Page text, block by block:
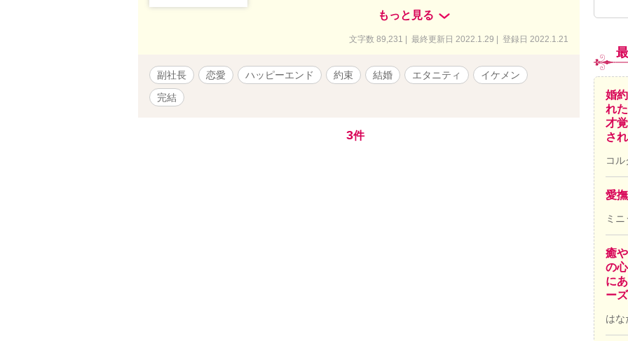
庇って大怪我をしたのは将也で、将吾は将也になりかわろうとしたの
だ。 将吾から七海宛に心情を綴ったメールが届き、七海は将也と共
に生きることを誓った。
くなるのを強く感じ始め、いつしか楓子を気にし始めていた。 だ
が、楓子を気にするようになり思いが強くなると頭に激痛が走る…。
「愛斗さん。また明日会いましょう」 ぼんやりと思い出される思い
なった。 激痛から逃げてはいけないと決心した愛斗は、本当の事に
向き合う決意をした。 それは5年前の怪我の時、愛斗は記憶を無
と）に出会った。 そして、礼斗と空斗の母親が楓子である事を知る
もっと見る
文字数 89,231 | 最終更新日 2022.1.29 | 登録日 2022.1.21
副社長 恋愛 ハッピーエンド 約束 結婚 エタニティ
イケメン
完結
3件
婚
れ
才
さ
コル
愛
ミ
癒
の
に
ー
はな